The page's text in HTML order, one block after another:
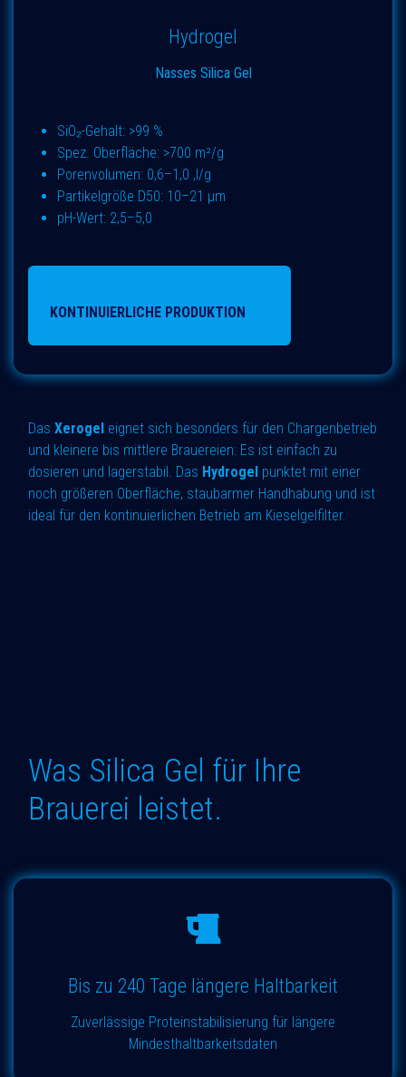
Hydrogel
Nasses Silica Gel
SiO₂-Gehalt: >99 %
Spez. Oberfläche: >700 m²/g
Porenvolumen: 0,6–1,0 ,l/g
Partikelgröße D50: 10–21 µm
pH-Wert: 2,5–5,0
KONTINUIERLICHE PRODUKTION
Das Xerogel eignet sich besonders für den Chargenbetrieb
und kleinere bis mittlere Brauereien: Es ist einfach zu
dosieren und lagerstabil. Das Hydrogel punktet mit einer
noch größeren Oberfläche, staubarmer Handhabung und ist
ideal für den kontinuierlichen Betrieb am Kieselgelfilter.
Was Silica Gel für Ihre
Brauerei leistet.
Bis zu 240 Tage längere Haltbarkeit
Zuverlässige Proteinstabilisierung für längere
Mindesthaltbarkeitsdaten